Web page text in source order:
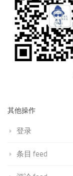
其他操作
登录
条目 feed